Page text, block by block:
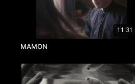
11:31
MAMON